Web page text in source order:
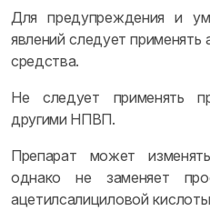
Для предупреждения и
явлений следует
средства.
Не следует применять
другими НПВП.
Препарат может
однако не заменяет
ацетилсалициловой